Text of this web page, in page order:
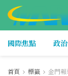
國際焦點 政治
首頁 標籤
金門